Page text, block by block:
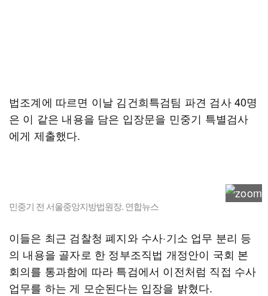
법조계에 따르면 이날 김건희특검팀 파견 검사 40명
은 이 같은 내용을 담은 입장문을 민중기 특별검사
에게 제출했다.
민중기 전 서울중앙지방법원장. 연합뉴스
이들은 최근 검찰청 폐지와 수사·기소 업무 분리 등
의 내용을 골자로 한 정부조직법 개정안이 국회 본
회의를 통과함에 따라 특검에서 이전처럼 직접 수사
업무를 하는 게 모순된다는 입장을 밝혔다.